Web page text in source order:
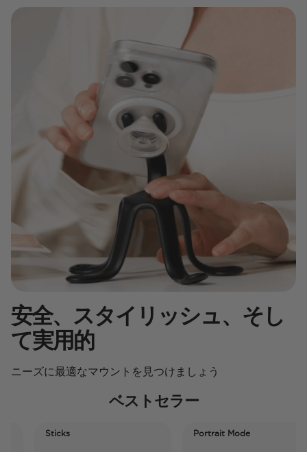
安全、スタイリッシュ、そし
て実用的
ニーズに最適なマウントを見つけましょう
ベストセラー
Sticks Portrait Mode